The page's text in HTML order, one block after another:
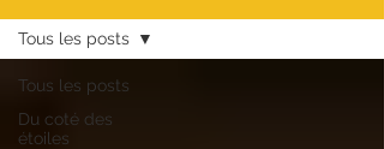
Tous les posts
Du coté des
étoiles
Tous les posts